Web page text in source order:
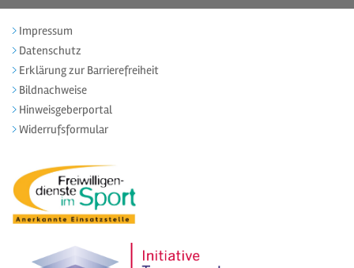
Impressum
Datenschutz
Erklärung zur Barrierefreiheit
Bildnachweise
Hinweisgeberportal
Widerrufsformular